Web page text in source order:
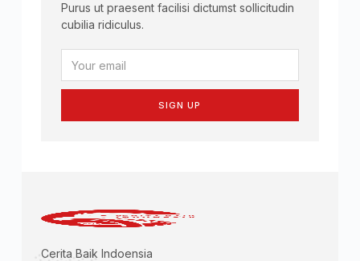
Purus ut praesent facilisi dictumst sollicitudin
cubilia ridiculus.
SIGN UP
Cerita Baik Indoensia